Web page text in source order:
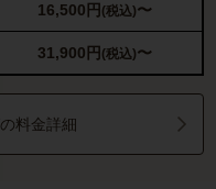
16,500 円 (税込)〜
31,900 円 (税込)〜
料金詳細